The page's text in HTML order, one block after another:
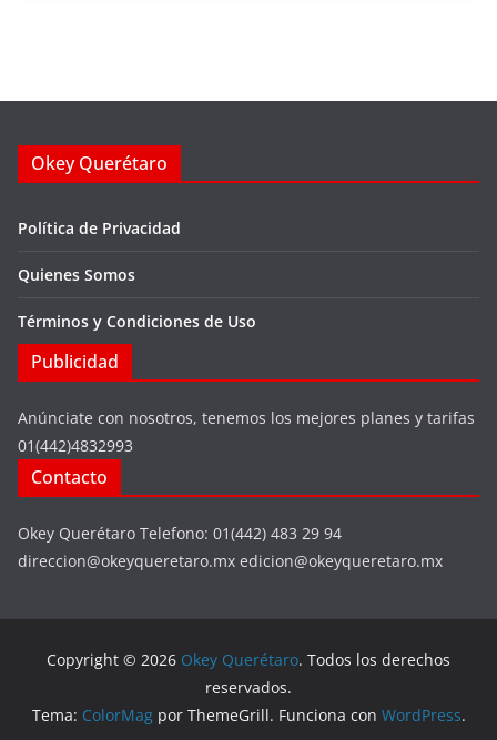
Okey Querétaro
Política de Privacidad
Quienes Somos
Términos y Condiciones de Uso
Publicidad
Anúnciate con nosotros, tenemos los mejores planes y tarifas
01(442)4832993
Contacto
Okey Querétaro Telefono: 01(442) 483 29 94
direccion@okeyqueretaro.mx edicion@okeyqueretaro.mx
Copyright © 2026 Okey Querétaro. Todos los derechos
reservados.
Tema: ColorMagpor ThemeGrill. Funciona con WordPress.